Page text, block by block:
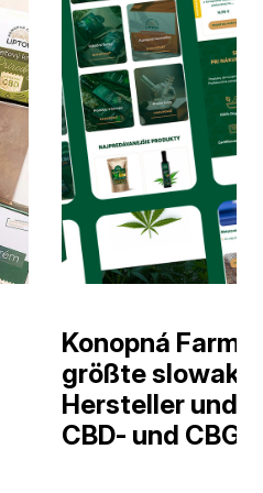
Konopná
größte
Hersteller und
CBD- und